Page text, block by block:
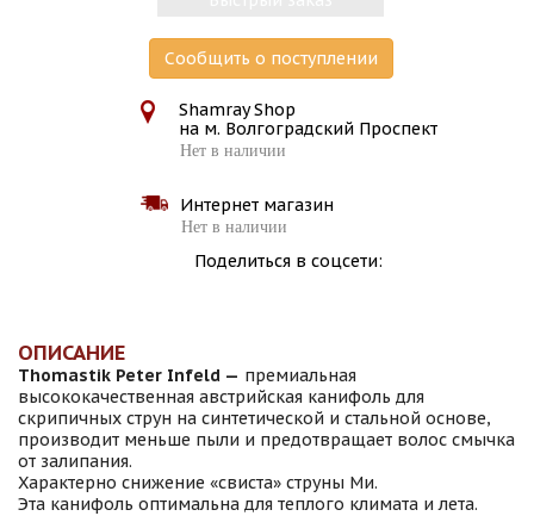
Сообщить о поступлении
Shamray Shop
на м. Волгоградский Проспект
Нет в наличии
Интернет магазин
Нет в наличии
Поделиться в соцсети:
ОПИСАНИЕ
Thomastik Peter Infeld — премиальная
высококачественная австрийская канифоль для
скрипичных струн на синтетической и стальной основе,
производит меньше пыли и предотвращает волос смычка
от залипания.
Характерно снижение «свиста» струны Ми.
Эта канифоль оптимальна для теплого климата и лета.